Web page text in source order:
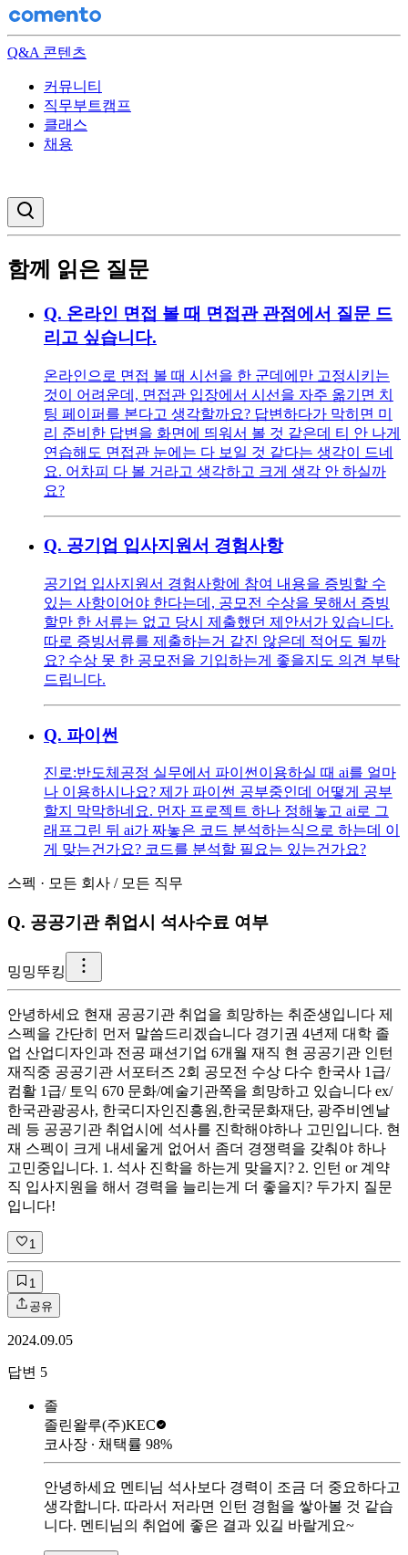
Q&A 콘텐츠
커뮤니티
직무부트캠프
클래스
채용
함께 읽은 질문
Q. 온라인 면접 볼 때 면접관 관점에서 질문 드
리고 싶습니다.
온라인으로 면접 볼 때 시선을 한 군데에만 고정시키는
것이 어려운데, 면접관 입장에서 시선을 자주 옮기면 치
팅 페이퍼를 본다고 생각할까요? 답변하다가 막히면 미
리 준비한 답변을 화면에 띄워서 볼 것 같은데 티 안 나게
연습해도 면접관 눈에는 다 보일 것 같다는 생각이 드네
요. 어차피 다 볼 거라고 생각하고 크게 생각 안 하실까
요?
Q. 공기업 입사지원서 경험사항
공기업 입사지원서 경험사항에 참여 내용을 증빙할 수
있는 사항이어야 한다는데, 공모전 수상을 못해서 증빙
할만 한 서류는 없고 당시 제출했던 제안서가 있습니다.
따로 증빙서류를 제출하는거 같진 않은데 적어도 될까
요? 수상 못 한 공모전을 기입하는게 좋을지도 의견 부탁
드립니다.
Q. 파이썬
진로:반도체공정 실무에서 파이썬이용하실 때 ai를 얼마
나 이용하시나요? 제가 파이썬 공부중인데 어떻게 공부
할지 막막하네요. 먼자 프로젝트 하나 정해놓고 ai로 그
래프그린 뒤 ai가 짜놓은 코드 분석하는식으로 하는데 이
게 맞는건가요? 코드를 분석할 필요는 있는건가요?
스펙 · 모든 회사 / 모든 직무
Q. 공공기관 취업시 석사수료 여부
밍밍뚜킹
안녕하세요 현재 공공기관 취업을 희망하는 취준생입니다 제
스펙을 간단히 먼저 말씀드리겠습니다 경기권 4년제 대학 졸
업 산업디자인과 전공 패션기업 6개월 재직 현 공공기관 인턴
재직중 공공기관 서포터즈 2회 공모전 수상 다수 한국사 1급/
컴활 1급/ 토익 670 문화/예술기관쪽을 희망하고 있습니다 ex/
한국관광공사, 한국디자인진흥원,한국문화재단, 광주비엔날
레 등 공공기관 취업시에 석사를 진학해야하나 고민입니다. 현
재 스펙이 크게 내세울게 없어서 좀더 경쟁력을 갖춰야 하나
고민중입니다. 1. 석사 진학을 하는게 맞을지? 2. 인턴 or 계약
직 입사지원을 해서 경력을 늘리는게 더 좋을지? 두가지 질문
입니다!
1
1
공유
2024.09.05
답변 5
졸
졸린왈루(주)KEC
코사장 ∙ 채택률 98%
안녕하세요 멘티님 석사보다 경력이 조금 더 중요하다고
생각합니다. 따라서 저라면 인턴 경험을 쌓아볼 것 같습
니다. 멘티님의 취업에 좋은 결과 있길 바랄게요~